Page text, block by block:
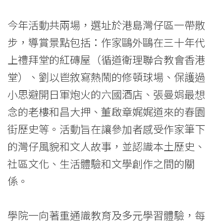
今年活動共兩場，選址於港島灣仔區一帶散
步，導賞景點包括：作家鷗外鷗在三十年代
上禮拜堂的紅磚屋（循道衛理聯合教會香港
堂）、劉以鬯敘寫熱鬧的修頓球場、保護過
小思避開日軍炮火的六國酒店、張曼娟最想
念的老樓和昌大押、董啟章娓娓道來的春園
街歷史等。活動旨在讓參加者感受作家筆下
的灣仔風貌和文人故事，並認識本土歷史、
社區文化、生活體驗和文學創作之間的關
係。
學院一向著重通識教育及多元學習體驗，每